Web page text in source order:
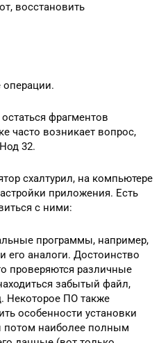
восстановить
фрагментов
часто возникает вопрос,
32.
схалтурил, на компьютере
приложения. Есть
с ними:
программы, например,
его аналоги. Достоинство
проверяются различные
забытый файл,
Некоторое ПО также
особенности установки
потом наиболее полным